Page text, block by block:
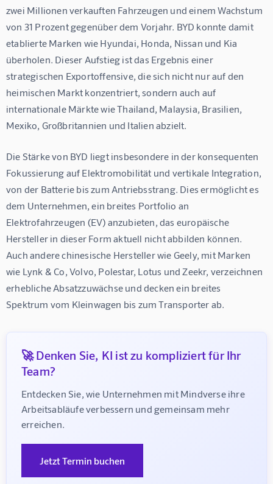
zwei Millionen verkauften Fahrzeugen und einem Wachstum
von 31 Prozent gegenüber dem Vorjahr. BYD konnte damit
etablierte Marken wie Hyundai, Honda, Nissan und Kia
überholen. Dieser Aufstieg ist das Ergebnis einer
strategischen Exportoffensive, die sich nicht nur auf den
heimischen Markt konzentriert, sondern auch auf
internationale Märkte wie Thailand, Malaysia, Brasilien,
Mexiko, Großbritannien und Italien abzielt.
Die Stärke von BYD liegt insbesondere in der konsequenten
Fokussierung auf Elektromobilität und vertikale Integration,
von der Batterie bis zum Antriebsstrang. Dies ermöglicht es
dem Unternehmen, ein breites Portfolio an
Elektrofahrzeugen (EV) anzubieten, das europäische
Hersteller in dieser Form aktuell nicht abbilden können.
Auch andere chinesische Hersteller wie Geely, mit Marken
wie Lynk & Co, Volvo, Polestar, Lotus und Zeekr, verzeichnen
erhebliche Absatzzuwächse und decken ein breites
Spektrum vom Kleinwagen bis zum Transporter ab.
🚀 Denken Sie, KI ist zu kompliziert für Ihr
Team?
Entdecken Sie, wie Unternehmen mit Mindverse ihre
Arbeitsabläufe verbessern und gemeinsam mehr
erreichen.
Jetzt Termin buchen